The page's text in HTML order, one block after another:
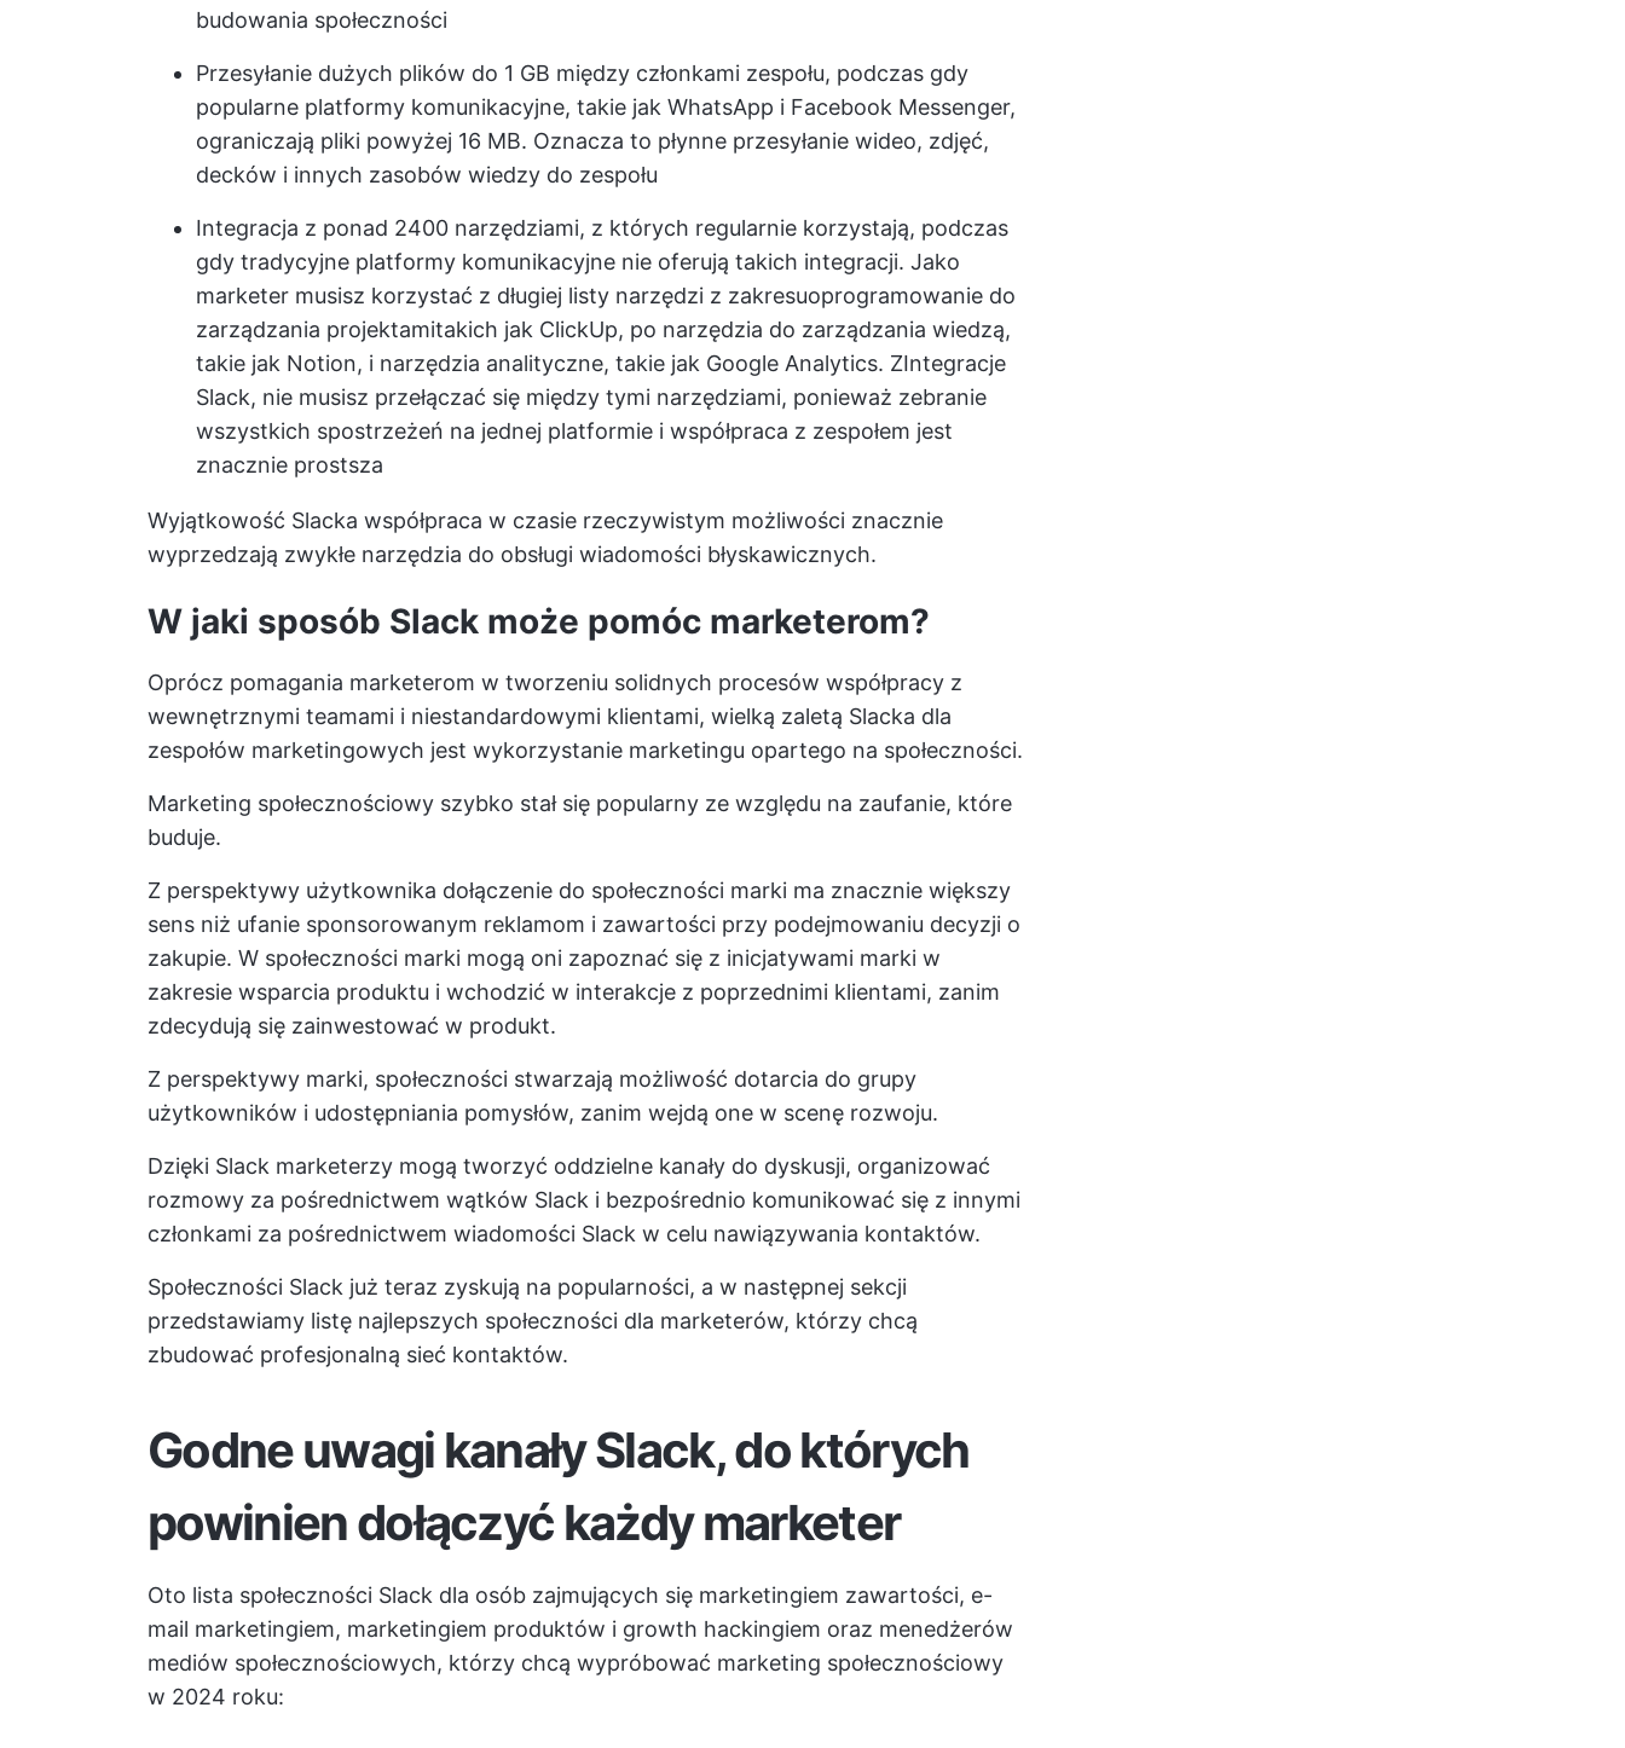
budowania społeczności
Przesyłanie dużych plików do 1 GB między członkami zespołu, podczas gdy
popularne platformy komunikacyjne, takie jak WhatsApp i Facebook Messenger,
ograniczają pliki powyżej 16 MB. Oznacza to płynne przesyłanie wideo, zdjęć,
decków i innych zasobów wiedzy do zespołu
Integracja z ponad 2400 narzędziami, z których regularnie korzystają, podczas
gdy tradycyjne platformy komunikacyjne nie oferują takich integracji. Jako
marketer musisz korzystać z długiej listy narzędzi z zakresuoprogramowanie do
zarządzania projektamitakich jak ClickUp, po narzędzia do zarządzania wiedzą,
takie jak Notion, i narzędzia analityczne, takie jak Google Analytics. ZIntegracje
Slack, nie musisz przełączać się między tymi narzędziami, ponieważ zebranie
wszystkich spostrzeżeń na jednej platformie i współpraca z zespołem jest
znacznie prostsza
Wyjątkowość Slacka współpraca w czasie rzeczywistym możliwości znacznie
wyprzedzają zwykłe narzędzia do obsługi wiadomości błyskawicznych.
W jaki sposób Slack może pomóc marketerom?
Oprócz pomagania marketerom w tworzeniu solidnych procesów współpracy z
wewnętrznymi teamami i niestandardowymi klientami, wielką zaletą Slacka dla
zespołów marketingowych jest wykorzystanie marketingu opartego na społeczności.
Marketing społecznościowy szybko stał się popularny ze względu na zaufanie, które
buduje.
Z perspektywy użytkownika dołączenie do społeczności marki ma znacznie większy
sens niż ufanie sponsorowanym reklamom i zawartości przy podejmowaniu decyzji o
zakupie. W społeczności marki mogą oni zapoznać się z inicjatywami marki w
zakresie wsparcia produktu i wchodzić w interakcje z poprzednimi klientami, zanim
zdecydują się zainwestować w produkt.
Z perspektywy marki, społeczności stwarzają możliwość dotarcia do grupy
użytkowników i udostępniania pomysłów, zanim wejdą one w scenę rozwoju.
Dzięki Slack marketerzy mogą tworzyć oddzielne kanały do dyskusji, organizować
rozmowy za pośrednictwem wątków Slack i bezpośrednio komunikować się z innymi
członkami za pośrednictwem wiadomości Slack w celu nawiązywania kontaktów.
Społeczności Slack już teraz zyskują na popularności, a w następnej sekcji
przedstawiamy listę najlepszych społeczności dla marketerów, którzy chcą
zbudować profesjonalną sieć kontaktów.
Godne uwagi kanały Slack, do których
powinien dołączyć każdy marketer
Oto lista społeczności Slack dla osób zajmujących się marketingiem zawartości, e-
mail marketingiem, marketingiem produktów i growth hackingiem oraz menedżerów
mediów społecznościowych, którzy chcą wypróbować marketing społecznościowy
w 2024 roku: